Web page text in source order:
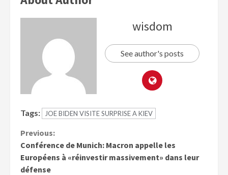
wisdom
See author's posts
Tags: JOE BIDEN VISITE SURPRISE A KIEV
Previous:
Conférence de Munich: Macron appelle les
Européens à «réinvestir massivement» dans leur
défense